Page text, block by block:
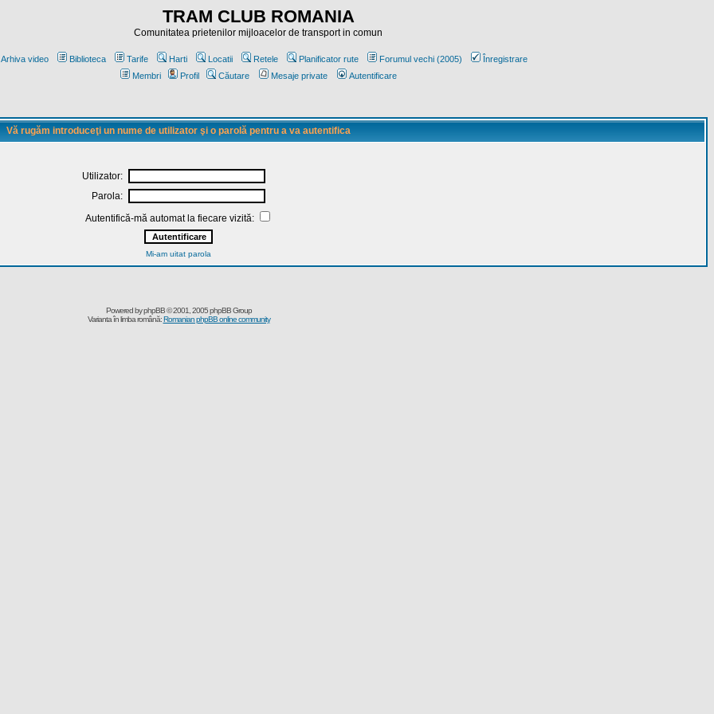
TRAM CLUB ROMANIA
Comunitatea prietenilor mijloacelor de transport in comun
Arhiva video Biblioteca Tarife Harti Locatii Retele Planificator rute Forumul vechi (2005)
Înregistrare
Membri
Profil Căutare Mesaje private Autentificare
Vă rugăm introduceţi un nume de utilizator şi o parolă pentru a va autentifica
Utilizator:
Parola:
Autentifică-mă automat la fiecare vizită:
Mi-am uitat parola
Powered byphpBB© 2001, 2005 phpBB Group
Varianta în limba română:Romanian phpBB online community